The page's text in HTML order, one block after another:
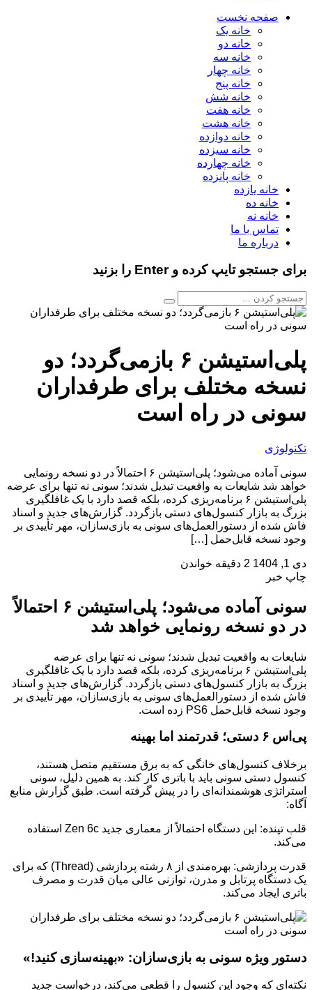
صفحه نخست
خانه یک
خانه دو
خانه سه
خانه چهار
خانه پنج
خانه شش
خانه هفت
خانه هشت
خانه دوازده
خانه سیزده
خانه چهارده
خانه پانزده
خانه یازده
خانه ده
خانه نه
تماس با ما
درباره ما
برای جستجو تایپ کرده و Enter را بزنید
پلی‌استیشن ۶ بازمی‌گردد؛ دو
نسخه مختلف برای طرفداران
سونی در راه است
تکنولوژی
سونی آماده می‌شود؛ پلی‌استیشن ۶ احتمالاً در دو نسخه رونمایی
خواهد شد شایعات به واقعیت تبدیل شدند؛ سونی نه تنها برای عرضه
پلی‌استیشن ۶ برنامه‌ریزی کرده، بلکه قصد دارد با یک غافلگیری
بزرگ به بازار کنسول‌های دستی بازگردد. گزارش‌های جدید و اسناد
فاش شده از دستورالعمل‌های سونی به بازی‌سازان، مهر تأییدی بر
وجود نسخه قابل‌حمل […]
دی 1, 1404
2 دقیقه خواندن
چاپ خبر
سونی آماده می‌شود؛ پلی‌استیشن ۶ احتمالاً
در دو نسخه رونمایی خواهد شد
شایعات به واقعیت تبدیل شدند؛ سونی نه تنها برای عرضه
پلی‌استیشن ۶ برنامه‌ریزی کرده، بلکه قصد دارد با یک غافلگیری
بزرگ به بازار کنسول‌های دستی بازگردد. گزارش‌های جدید و اسناد
فاش شده از دستورالعمل‌های سونی به بازی‌سازان، مهر تأییدی بر
وجود نسخه قابل‌حمل PS6 زده است.
پی‌اس ۶ دستی؛ قدرتمند اما بهینه
برخلاف کنسول‌های خانگی که به برق مستقیم متصل هستند،
کنسول دستی سونی باید با باتری کار کند. به همین دلیل، سونی
استراتژی هوشمندانه‌ای را در پیش گرفته است. طبق گزارش منابع
آگاه:
قلب تپنده: این دستگاه احتمالاً از معماری جدید Zen 6c استفاده
می‌کند.
قدرت پردازشی: بهره‌مندی از ۸ رشته پردازشی (Thread) که برای
یک دستگاه پرتابل و مدرن، توازنی عالی میان قدرت و مصرف
باتری ایجاد می‌کند.
دستور ویژه سونی به بازی‌سازان: «بهینه‌سازی کنید!»
نکته‌ای که وجود این کنسول را قطعی می‌کند، درخواست جدید